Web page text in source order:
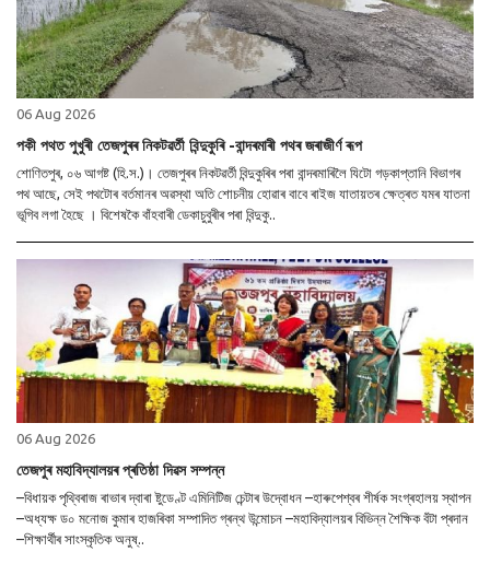
06 Aug 2026
পকী পথত পুখুৰী তেজপুৰৰ নিকটৱৰ্তী বিন্দুকুৰি -বান্দৰমাৰী পথৰ জৰাজীৰ্ণ ৰূপ
শোণিতপুৰ, ০৬ আগষ্ট (হি.স.)। তেজপুৰৰ নিকটৱৰ্তী বিন্দুকুৰিৰ পৰা বান্দৰমাৰিলৈ যিটো গড়কাপ্তানি বিভাগৰ
পথ আছে, সেই পথটোৰ বৰ্তমানৰ অৱস্থা অতি শোচনীয় হোৱাৰ বাবে ৰাইজ যাতায়তৰ ক্ষেত্ৰত যমৰ যাতনা
ভূগিব লগা হৈছে । বিশেষকৈ বাঁহবাৰী ডেকাচুবুৰীৰ পৰা বিন্দুকু..
06 Aug 2026
তেজপুৰ মহাবিদ্যালয়ৰ প্ৰতিষ্ঠা দিৱস সম্পন্ন
–বিধায়ক পৃথ্বিৰাজ ৰাভাৰ দ্বাৰা ষ্টুডেণ্ট এমিনিটিজ চেন্টাৰ উদ্বোধন –হাৰুপেশ্বৰ শীৰ্ষক সংগ্ৰহালয় স্থাপন
–অধ্যক্ষ ড০ মনোজ কুমাৰ হাজৰিকা সম্পাদিত গ্ৰন্থ উন্মোচন –মহাবিদ্যালয়ৰ বিভিন্ন শৈক্ষিক বঁটা প্ৰদান
–শিক্ষাৰ্থীৰ সাংস্কৃতিক অনুষ্..